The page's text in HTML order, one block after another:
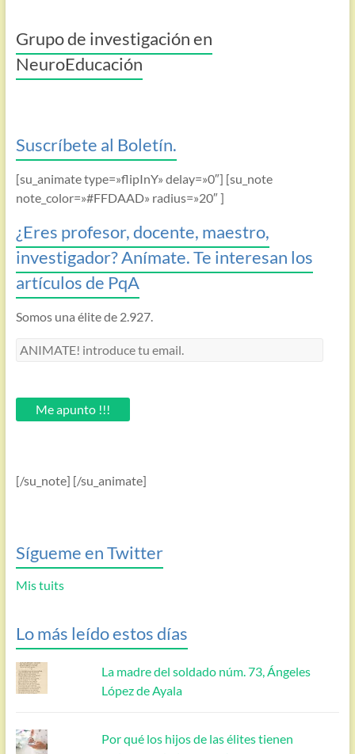
Grupo de investigación en
NeuroEducación
Suscríbete al Boletín.
[su_animate type=»flipInY» delay=»0″] [su_note
note_color=»#FFDAAD» radius=»20″ ]
¿Eres profesor, docente, maestro,
investigador? Anímate. Te interesan los
artículos de PqA
Somos una élite de 2.927.
ANIMATE!
email.Me apunto !!!
[/su_note] [/su_animate]
Sígueme en Twitter
Mis tuits
Lo más leído estos días
La madre del soldado núm. 73, Ángeles
López de Ayala
Por qué los hijos de las élites tienen